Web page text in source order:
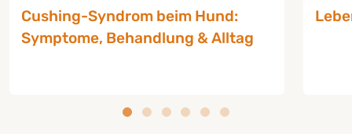
Cushing-Syndrom beim Hund:
Symptome, Behandlung & Alltag